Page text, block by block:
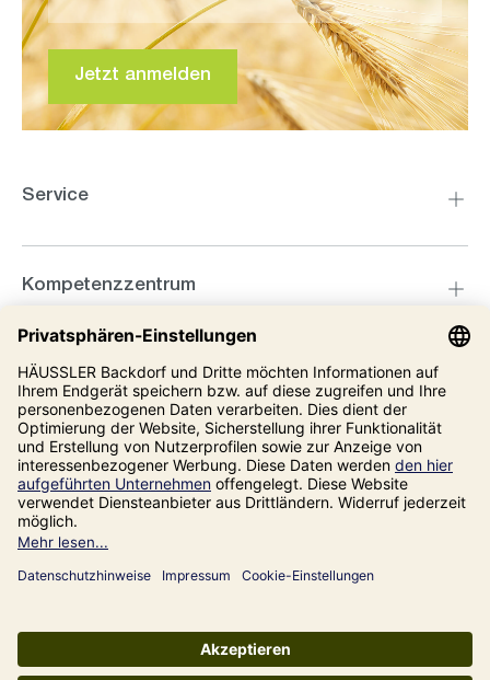
Jetzt anmelden
Service
Kompetenzzentrum
Informationen
Unsere Adresse
Alle Preise inkl. gesetzl. Mehrwertsteuer zzgl.